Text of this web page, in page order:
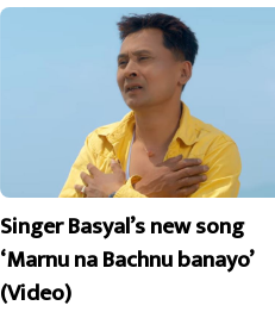
Singer Basyal’s new song
‘Marnu na Bachnu banayo’
(Video)